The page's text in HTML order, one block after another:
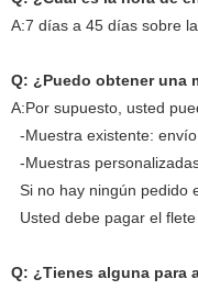
A:7 días a 45 días sobre
Q: ¿Puedo obtener una
A:Por supuesto, usted
-Muestra existente:
-Muestras
Si no hay ningún pedido
Usted debe pagar el
Q: ¿Tienes alguna para